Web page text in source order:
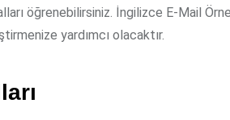
öğrenebilirsiniz. İngilizce E-Mail
yardımcı olacaktır.